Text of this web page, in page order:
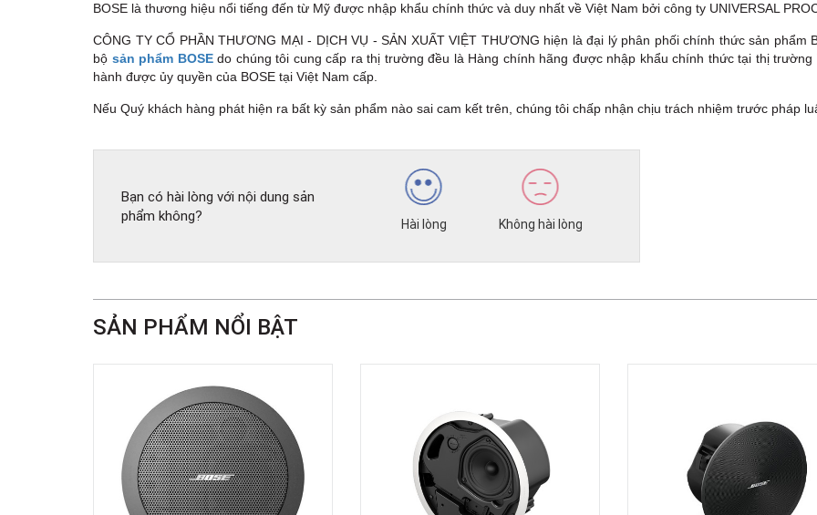
BOSE là thương hiệu nổi tiếng đến từ Mỹ được nhập khẩu chính thức và duy nhất về Việt Nam bởi công ty UNIVERSAL
CÔNG TY CỔ PHẦN THƯƠNG MẠI - DỊCH VỤ - SẢN XUẤT VIỆT THƯƠNG hiện là đại lý phân phối chính thức sản phẩm
bộ sản phẩm BOSEdo chúng tôi cung cấp ra thị trường đều là Hàng chính hãng được nhập khẩu chính thức tại thị
hành được ủy quyền của BOSE tại Việt Nam cấp.
Nếu Quý khách hàng phát hiện ra bất kỳ sản phẩm nào sai cam kết trên, chúng tôi chấp nhận chịu trách nhiệm trước pháp
Bạn có hài lòng với nội dung sản
phẩm không?
Hài lòng Không hài lòng
SẢN PHẨM NỔI BẬT